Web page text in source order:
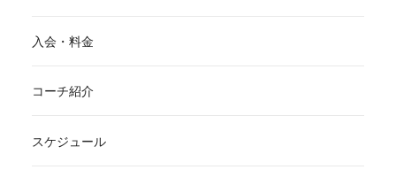
入会・料金
コーチ紹介
スケジュール